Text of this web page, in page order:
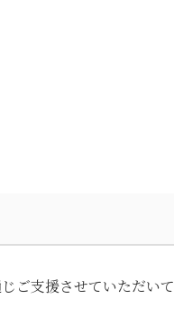
ご支援させていただいて